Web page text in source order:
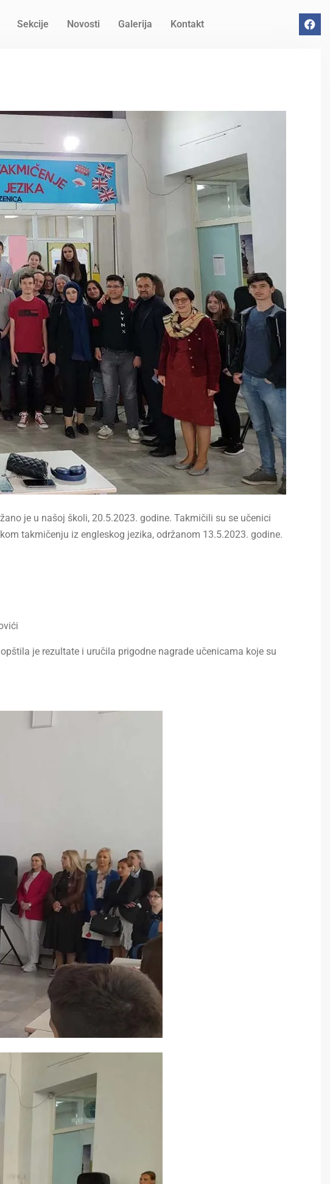
Sekcije Novosti Galerija Kontakt
je u našoj školi, 20.5.2023. godine. Takmičili su se učenici
takmičenju iz engleskog jezika, održanom 13.5.2023. godine.
je rezultate i uručila prigodne nagrade učenicama koje su